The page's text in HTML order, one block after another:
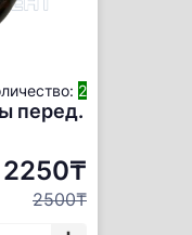
2
перед.
2250₸
2500₸